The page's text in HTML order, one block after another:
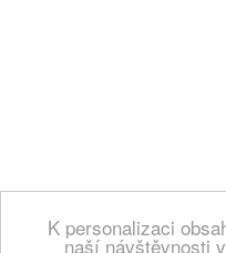
K personalizaci
naší návštěvnosti